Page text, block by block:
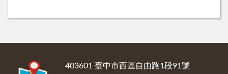
403601 臺中市西區自由路1段91號